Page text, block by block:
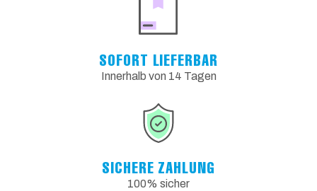
SOFORT LIEFERBAR
Innerhalb von 14 Tagen
SICHERE ZAHLUNG
100% sicher